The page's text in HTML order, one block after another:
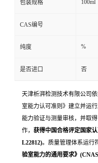
包装规格 100ml
CAS编号
纯度 %
是否进口 否
天津析湃检测技术有限公司
室能力认可准则》建立并运
能力验证与测量审核，并取
作， 获得中国合格评定国家
L22812)。质量管理体系运行
验室能力的通用要求》